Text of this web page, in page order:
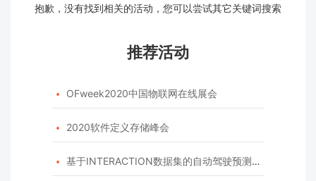
抱歉，没有找到相关的活动，您可以尝试其它关键词搜索
推荐活动
 OFweek2020中国物联网在线展会
 2020软件定义存储峰会
 基于INTERACTION数据集的自动驾驶预测模型挑战赛